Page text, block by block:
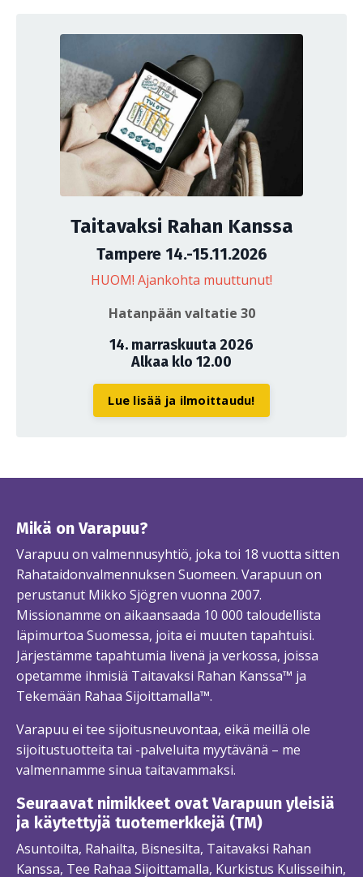
Taitavaksi Rahan Kanssa
Tampere 14.-15.11.2026
HUOM! Ajankohta muuttunut!
Hatanpään valtatie 30
14. marraskuuta 2026
Alkaa klo 12.00
Lue lisää ja ilmoittaudu!
Mikä on Varapuu?
Varapuu on valmennusyhtiö, joka toi 18 vuotta sitten
Rahataidonvalmennuksen Suomeen. Varapuun on
perustanut Mikko Sjögren vuonna 2007.
Missionamme on aikaansaada 10 000 taloudellista
läpimurtoa Suomessa, joita ei muuten tapahtuisi.
Järjestämme tapahtumia livenä ja verkossa, joissa
opetamme ihmisiä Taitavaksi Rahan Kanssa™ ja
Tekemään Rahaa Sijoittamalla™.
Varapuu ei tee sijoitusneuvontaa, eikä meillä ole
sijoitustuotteita tai -palveluita myytävänä – me
valmennamme sinua taitavammaksi.
Seuraavat nimikkeet ovat Varapuun yleisiä
ja käytettyjä tuotemerkkejä (TM)
Asuntoilta, Rahailta, Bisnesilta, Taitavaksi Rahan
Kanssa, Tee Rahaa Sijoittamalla, Kurkistus Kulisseihin,